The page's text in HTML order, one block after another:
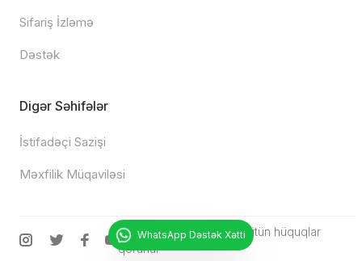
Sifariş İzləmə
Dəstək
Digər Səhifələr
İstifadəçi Sazişi
Məxfilik Müqaviləsi
© 2025 Chipturk.net •Bütün hüquqlar
qorunur
WhatsApp Dəstək Xətti